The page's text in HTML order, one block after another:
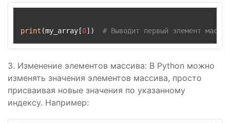
print (my_array[0]) # Выводит первый элемент
3. Изменение элементов массива: В Python можно
изменять значения элементов массива, просто
присваивая новые значения по указанному
индексу. Например: